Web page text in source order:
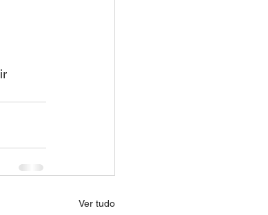
Ver tudo